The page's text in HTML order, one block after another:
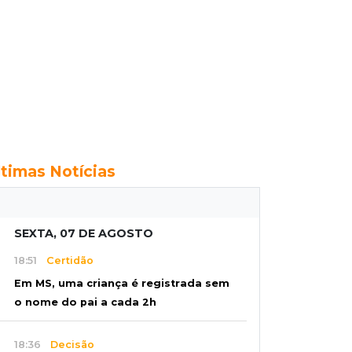
Notícias
SEXTA, 07 DE AGOSTO
18:51 Certidão
Em MS, uma criança é registrada sem
o nome do pai a cada 2h
18:36 Decisão